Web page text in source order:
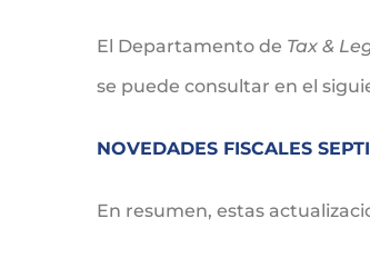
El Departamento de Tax &
se puede consultar en el
NOVEDADES FISCALES
En resumen, estas